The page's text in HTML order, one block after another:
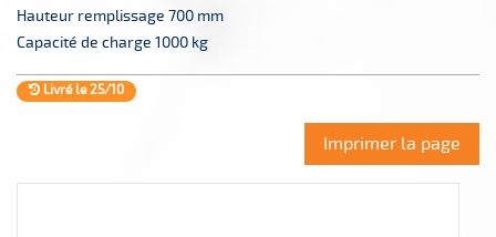
Hauteur remplissage 700 mm
Capacité de charge 1000 kg
Livré le 25/10
Imprimer la page